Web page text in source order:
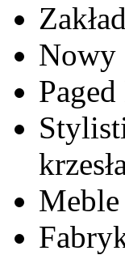
Nowy